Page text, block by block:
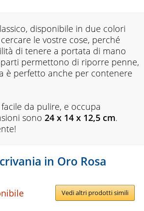
disponibile in due colori
le vostre cose, perché
di tenere a portata di mano
permettono di riporre penne,
è perfetto anche per contenere
da pulire, e occupa
sono 24 x 14 x 12,5 cm.
in Oro Rosa
Vedi altri prodotti simili